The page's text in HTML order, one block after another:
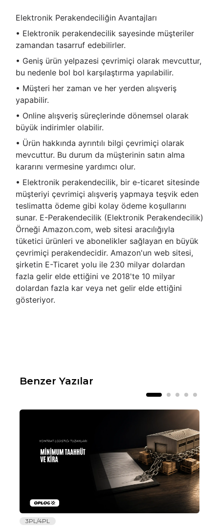
Elektronik Perakendeciliğin Avantajları
• Elektronik perakendecilik sayesinde müşteriler
zamandan tasarruf edebilirler.
• Geniş ürün yelpazesi çevrimiçi olarak mevcuttur,
bu nedenle bol bol karşılaştırma yapılabilir.
• Müşteri her zaman ve her yerden alışveriş
yapabilir.
• Online alışveriş süreçlerinde dönemsel olarak
büyük indirimler olabilir.
• Ürün hakkında ayrıntılı bilgi çevrimiçi olarak
mevcuttur. Bu durum da müşterinin satın alma
kararını vermesine yardımcı olur.
• Elektronik perakendecilik, bir e-ticaret sitesinde
müşteriyi çevrimiçi alışveriş yapmaya teşvik eden
teslimatta ödeme gibi kolay ödeme koşullarını
sunar. E-Perakendecilik (Elektronik Perakendecilik)
Örneği Amazon.com, web sitesi aracılığıyla
tüketici ürünleri ve abonelikler sağlayan en büyük
çevrimiçi perakendecidir. Amazon'un web sitesi,
şirketin E-Ticaret yolu ile 230 milyar dolardan
fazla gelir elde ettiğini ve 2018'te 10 milyar
dolardan fazla kar veya net gelir elde ettiğini
gösteriyor.
Benzer Yazılar
3PL/4PL